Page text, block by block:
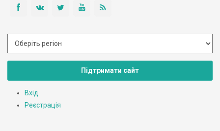
Підтримати сайт
Вхід
Реєстрація